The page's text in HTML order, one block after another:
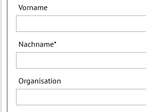
Vorname
Nachname*
Organisation